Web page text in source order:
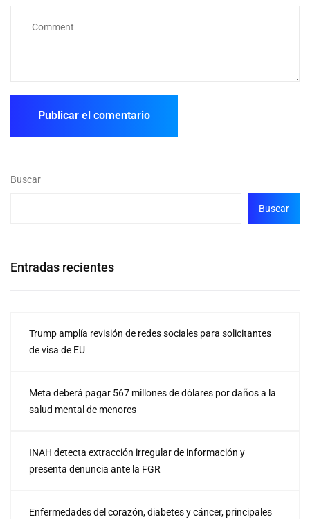
Buscar
Buscar
Entradas recientes
Trump amplía revisión de redes sociales para solicitantes
de visa de EU
Meta deberá pagar 567 millones de dólares por daños a la
salud mental de menores
INAH detecta extracción irregular de información y
presenta denuncia ante la FGR
Enfermedades del corazón, diabetes y cáncer, principales